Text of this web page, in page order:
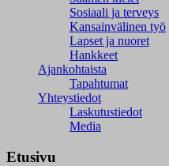
Sosiaali ja terveys
Kansainvälinen työ
Lapset ja nuoret
Hankkeet
Ajankohtaista
Tapahtumat
Yhteystiedot
Laskutustiedot
Media
Etusivu